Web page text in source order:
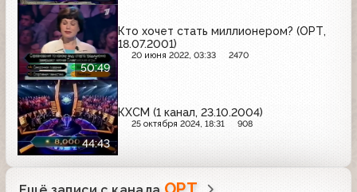
50:49
Кто хочет стать миллионером? (ОРТ,
18.07.2001)
20 июня 2022, 03:33 2470
44:43
КХСМ (1 канал, 23.10.2004)
25 октября 2024, 18:31 908